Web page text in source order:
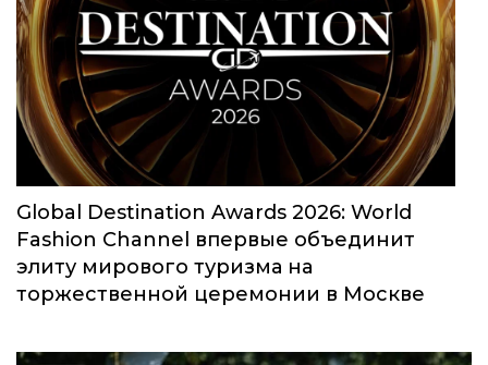
Global Destination Awards 2026: World
Fashion Channel впервые объединит
элиту мирового туризма на
торжественной церемонии в Москве